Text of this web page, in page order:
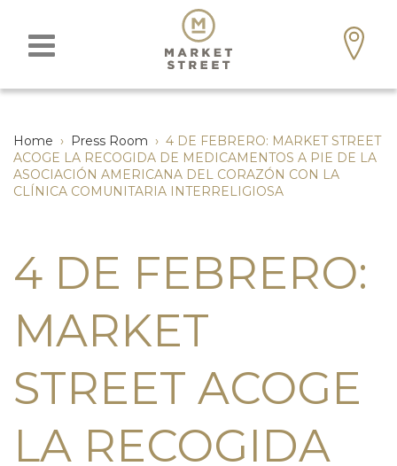
Home › Press Room › 4 DE FEBRERO: MARKET STREET
ACOGE LA RECOGIDA DE MEDICAMENTOS A PIE DE LA
ASOCIACIÓN AMERICANA DEL CORAZÓN CON LA
CLÍNICA COMUNITARIA INTERRELIGIOSA
4 DE FEBRERO:
MARKET
STREET ACOGE
LA RECOGIDA